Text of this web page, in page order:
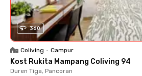
360
Coliving • Campur
Kost Rukita Mampang Coliving 94
Duren Tiga, Pancoran